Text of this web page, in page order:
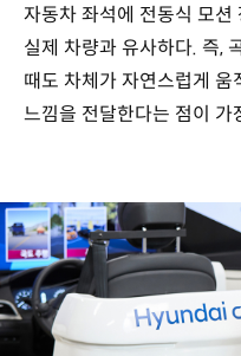
자동차 좌석에 전동식 모션
실제 차량과 유사하다. 즉,
때도 차체가 자연스럽게
느낌을 전달한다는 점이 가